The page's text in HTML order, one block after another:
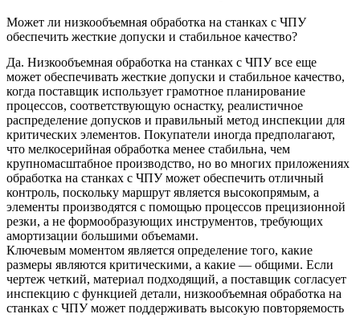
Может ли низкообъемная обработка на станках с ЧПУ
обеспечить жесткие допуски и стабильное качество?
Да. Низкообъемная обработка на станках с ЧПУ все еще
может обеспечивать жесткие допуски и стабильное качество,
когда поставщик использует грамотное планирование
процессов, соответствующую оснастку, реалистичное
распределение допусков и правильный метод инспекции для
критических элементов. Покупатели иногда предполагают,
что мелкосерийная обработка менее стабильна, чем
крупномасштабное производство, но во многих приложениях
обработка на станках с ЧПУ может обеспечить отличный
контроль, поскольку маршрут является высокопрямым, а
элементы производятся с помощью процессов прецизионной
резки, а не формообразующих инструментов, требующих
амортизации большими объемами.
Ключевым моментом является определение того, какие
размеры являются критическими, а какие — общими. Если
чертеж четкий, материал подходящий, а поставщик согласует
инспекцию с функцией детали, низкообъемная обработка на
станках с ЧПУ может поддерживать высокую повторяемость